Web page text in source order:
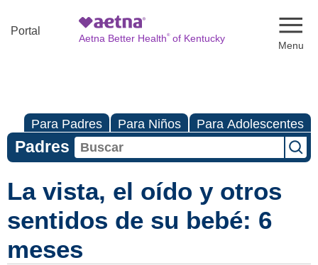
Portal
Aetna Better Health®of Kentucky
Para Padres Para Niños Para Adolescentes
Padres
La vista, el oído y otros
sentidos de su bebé: 6
meses